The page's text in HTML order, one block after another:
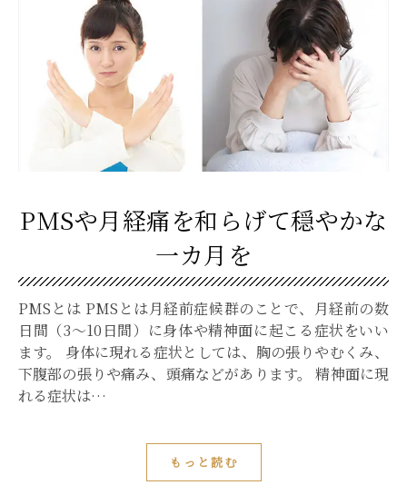
PMSや月経痛を和らげて穏やかな
一カ月を
PMSとは PMSとは月経前症候群のことで、月経前の数
日間（3～10日間）に身体や精神面に起こる症状をいい
ます。 身体に現れる症状としては、胸の張りやむくみ、
下腹部の張りや痛み、頭痛などがあります。 精神面に現
れる症状は…
もっと読む